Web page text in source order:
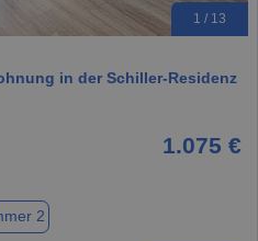
1 / 13
in der Schiller-Residenz
1.075 €
2